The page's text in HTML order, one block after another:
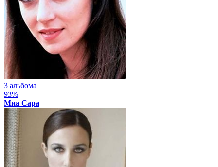
3 альбома
93%
Миа Сара